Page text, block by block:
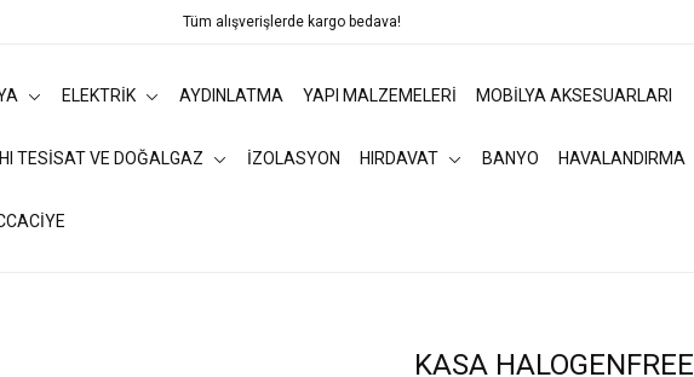
Tüm alışverişlerde kargo bedava!
ELEKTRİK AYDINLATMA YAPI MALZEMELERİ MOBİLYA AKSESUARLARI
TESİSAT VE DOĞALGAZ İZOLASYON HIRDAVAT BANYO HAVALANDIRMA
KASA HALOGENFREE